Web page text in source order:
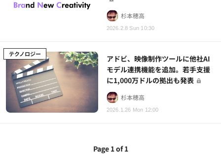
2026.2.8 Sun 10:30
杉本穂高
テクノロジー
2026.1.26 Mon 12:00
アドビ、映像制作ツールに他社AI
モデル連携機能を追加。若手支援
に1,000万ドルの拠出も発表
杉本穂高
Page 1 of 1